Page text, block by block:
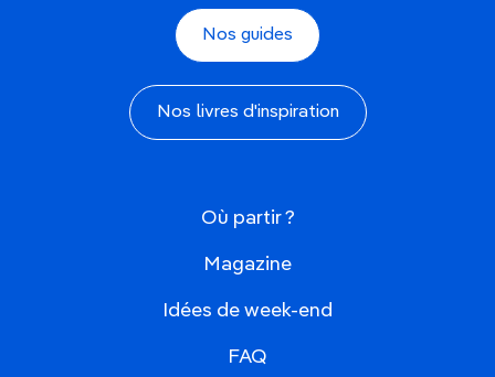
Nos guides
Nos livres d'inspiration
Où partir ?
Magazine
Idées de week-end
FAQ